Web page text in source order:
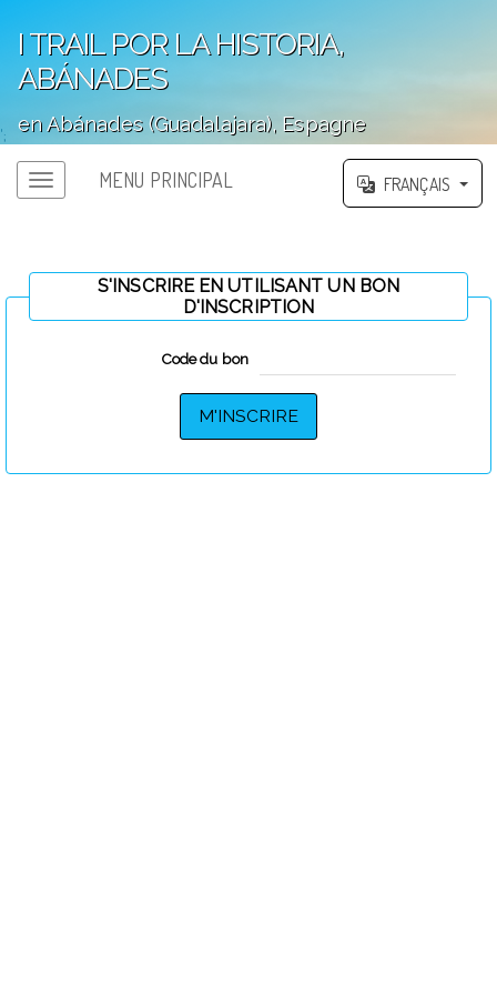
I TRAIL POR LA HISTORIA,
ABÁNADES
en Abánades (Guadalajara), Espagne
';
MENU PRINCIPAL FRANÇAIS
S'INSCRIRE EN UTILISANT UN BON
D'INSCRIPTION
Code du bon